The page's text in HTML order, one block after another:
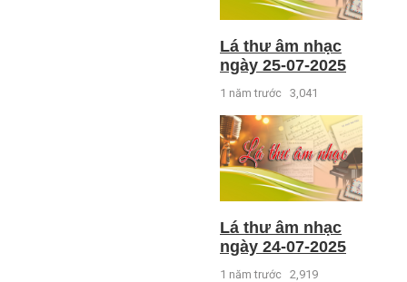
Lá thư âm nhạc
ngày 25-07-2025
1 năm trước 3,041
Lá thư âm nhạc
ngày 24-07-2025
1 năm trước 2,919